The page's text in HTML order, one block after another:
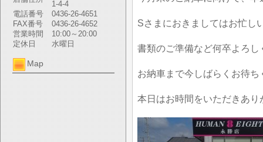
1-4-4
電話番号
0436-26-4651
FAX番号
0436-26-4652
営業時間
10:00～20:00
定休日
水曜日
Map
Sさまにおきましてはお忙し
書類のご準備など何卒よろ
お納車まで今しばらくお待ち
本日はお時間をいただきあ